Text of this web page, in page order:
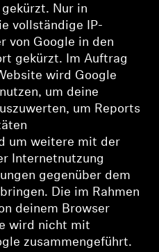
Nur in
vollständige IP-
von Google in den
gekürzt. Im Auftrag
wird Google
um deine
um Reports
um weitere mit der
Internetnutzung
gegenüber dem
Die im Rahmen
deinem Browser
wird nicht mit
zusammengeführt.